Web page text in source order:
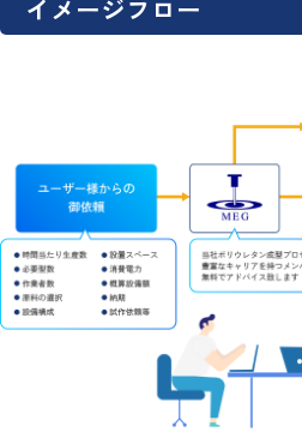
イメージフロー